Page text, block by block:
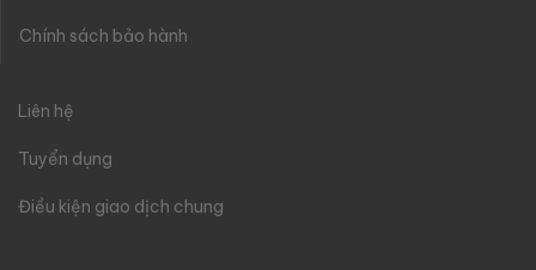
Chính sách bảo hành
Liên hệ
Tuyển dụng
Điều kiện giao dịch chung